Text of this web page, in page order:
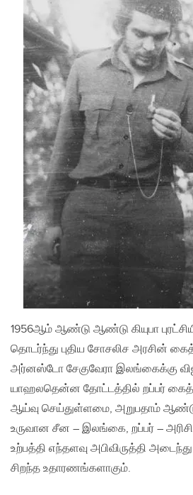
1956ஆம் ஆண்டு ஆண்டு கியுபா
தொடர்ந்து புதிய சோசலிச அரசின்
அர்னஸ்டோ சேகுவேரா இலங்கைக்கு
யாஹலதென்ன தோட்டத்தில் றப்பர்
ஆய்வு செய்துள்ளமை, அறுபதாம் ஆண்டு
உருவான சீன – இலங்கை, றப்பர் – அரிசி
உற்பத்தி எந்தளவு அபிவிருத்தி
சிறந்த உதாரணங்களாகும்.